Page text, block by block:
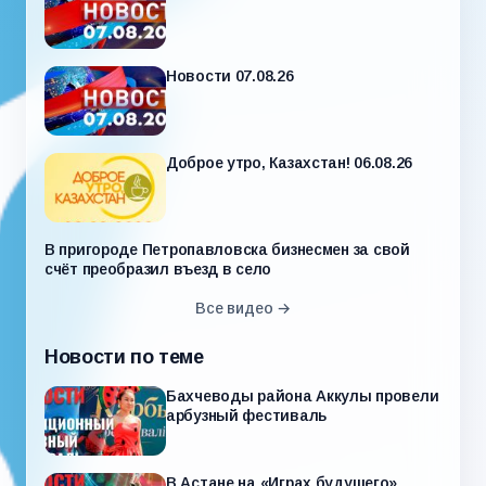
Новости 07.08.26
Доброе утро, Казахстан! 06.08.26
В пригороде Петропавловска бизнесмен за свой
счёт преобразил въезд в село
Все видео →
Новости по теме
Бахчеводы района Аккулы провели
арбузный фестиваль